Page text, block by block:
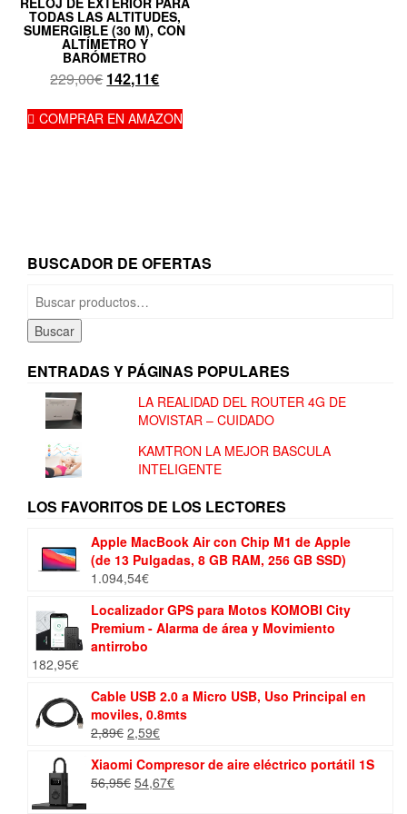
TODAS LAS ALTITUDES,
SUMERGIBLE (30 M), CON
ALTÍMETRO Y
BARÓMETRO
229,00€ El
original
142,11€El
actual
COMPRAR EN AMAZON
BUSCADOR DE OFERTAS
Buscar
por:
Buscar
ENTRADAS Y PÁGINAS POPULARES
LA REALIDAD DEL ROUTER 4G DE
MOVISTAR – CUIDADO
KAMTRON LA MEJOR BASCULA
INTELIGENTE
LOS FAVORITOS DE LOS LECTORES
Apple MacBook Air con Chip M1 de Apple
(de 13 Pulgadas, 8 GB RAM, 256 GB SSD)
1.094,54€
Localizador GPS para Motos KOMOBI City
Premium - Alarma de área y Movimiento
antirrobo
182,95€
Cable USB 2.0 a Micro USB, Uso Principal en
moviles, 0.8mts
2,89€ El
original
era:
2,59€El
actual
es:
Xiaomi Compresor de aire eléctrico portátil 1S
56,95€ El
54,67€El